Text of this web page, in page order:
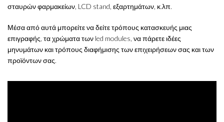
σταυρών φαρμακείων, LCD stand, εξαρτημάτων, κ.λπ.
Μέσα από αυτά μπορείτε να δείτε τρόπους κατασκευής μιας
επιγραφής, τα χρώματα των led modules, να πάρετε ιδέες
μηνυμάτων και τρόπους διαφήμισης των επιχειρήσεων σας και των
προϊόντων σας.